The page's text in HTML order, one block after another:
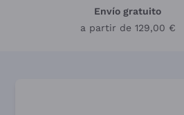
Envío gratuito
a partir de 129,00 €